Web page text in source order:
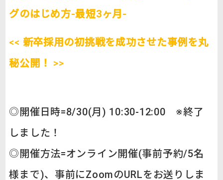
グのはじめ方-最短3ヶ月-
<< 新卒採用の初挑戦を成功させた事例を丸
秘公開！ >>
◎開催日時=8/30(月) 10:30-12:00 ※終了
しました！
◎開催方法=オンライン開催(事前予約/5名
様まで)、事前にZoomのURLをお送りしま